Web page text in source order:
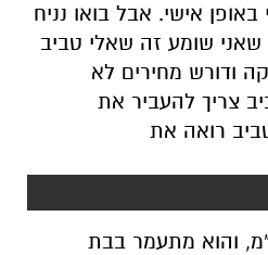
אישי. אבל בואו נניח
שומע זה שאלי טביב
ודורש מחירים לא
צריך להעביר את
רואה את
והוא מתעמר בבת